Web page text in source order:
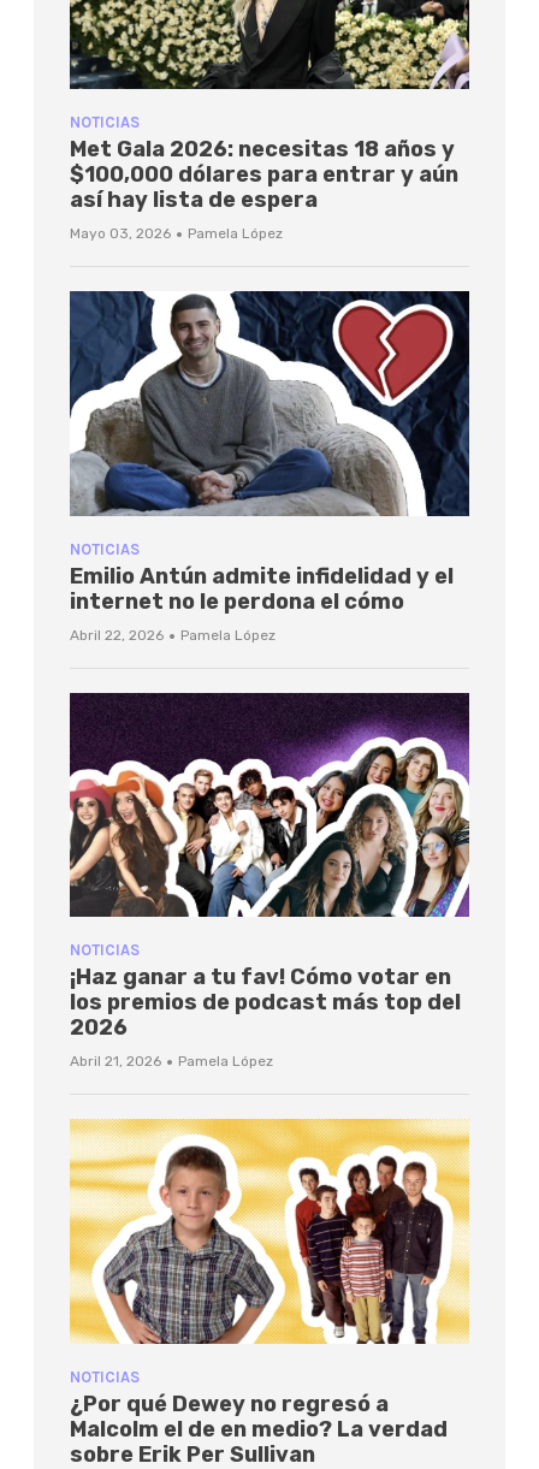
NOTICIAS
Met Gala 2026: necesitas 18 años y
$100,000 dólares para entrar y aún
así hay lista de espera
Mayo 03, 2026 · Pamela López
NOTICIAS
Emilio Antún admite infidelidad y el
internet no le perdona el cómo
Abril 22, 2026 · Pamela López
NOTICIAS
¡Haz ganar a tu fav! Cómo votar en
los premios de podcast más top del
2026
Abril 21, 2026 · Pamela López
NOTICIAS
¿Por qué Dewey no regresó a
Malcolm el de en medio? La verdad
sobre Erik Per Sullivan